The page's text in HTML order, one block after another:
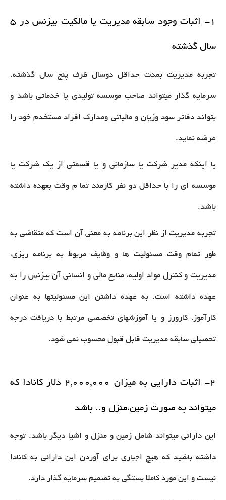
1- اثبات وجود سابقه مدیریت یا مالکیت بیزنس در 5
سال گذشته
تجربه مدیریت بمدت حداقل دوسال ظرف پنج سال گذشته.
سرمایه گذار میتواند صاحب موسسه تولیدی یا خدماتی باشد و
بتواند دفاتر سود وزیان و مالیاتی ومدارک افراد مستخدم خود را
عرضه نماید.
یا اینکه مدیر شرکت یا سازمانی و یا قسمتی از یک شرکت یا
موسسه ای را با حداقل دو نفر کارمند تما م وقت بعهده داشته
باشد.
تجربه مدیریت از نظر این برنامه به معنی آن است که متقاضی به
طور تمام وقت مسئولیت ها و وظایف مربوط به برنامه ریزی،
مدیریت و کنترل مواد اولیه، منابع مالی و انسانی آن بیزنس را به
عهده داشته است. به عهده داشتن این مسئولیتها به عنوان
کارآموز، کارورز و یا آموزشهای تخصصی مرتبط با دریافت درجه
تحصیلی سابقه مدیریت قابل قبول محسوب نمی شود.
2- اثبات دارایی به میزان 2,000,000 دلار کانادا که
میتواند به صورت زمین،منزل و.. باشد
این دارائی میتواند شامل زمین و منزل و اشیا دیگر باشد. توجه
داشته باشید که هیچ اجباری برای آوردن این دارائی به کانادا
نیست و این مورد کاملا بستگی به تصمیم سرمایه گذار دارد.